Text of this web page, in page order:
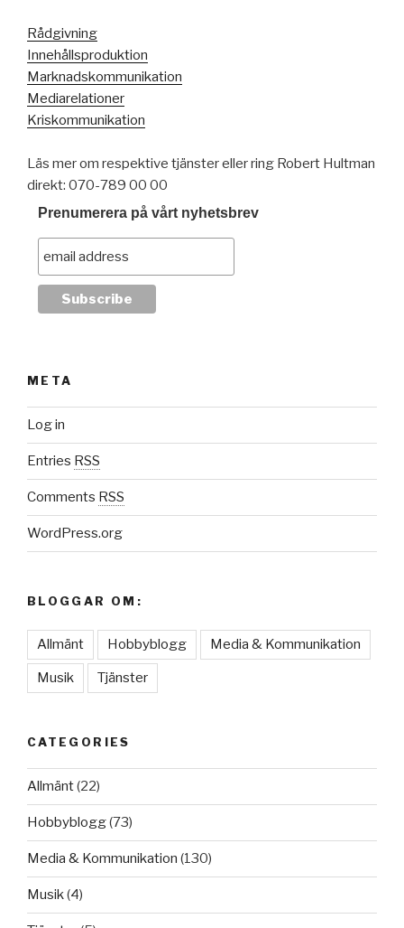
Rådgivning
Innehållsproduktion
Marknadskommunikation
Mediarelationer
Kriskommunikation
Läs mer om respektive tjänster eller ring Robert Hultman
direkt: 070-789 00 00
Prenumerera på vårt nyhetsbrev
META
Log in
Entries RSS
Comments RSS
WordPress.org
BLOGGAR OM:
Allmänt Hobbyblogg Media & Kommunikation
Musik Tjänster
CATEGORIES
Allmänt(22)
Hobbyblogg(73)
Media & Kommunikation (130)
Musik(4)